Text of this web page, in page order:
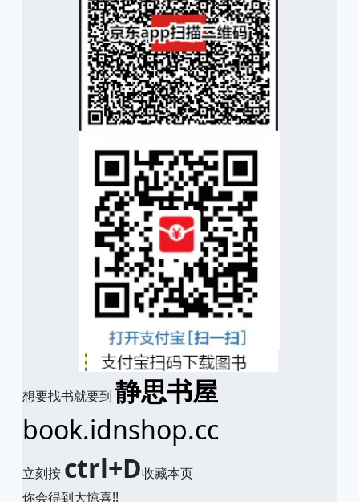
想要找书就要到 静思书屋
book.idnshop.cc
立刻按 ctrl+D收藏本页
你会得到大惊喜!!